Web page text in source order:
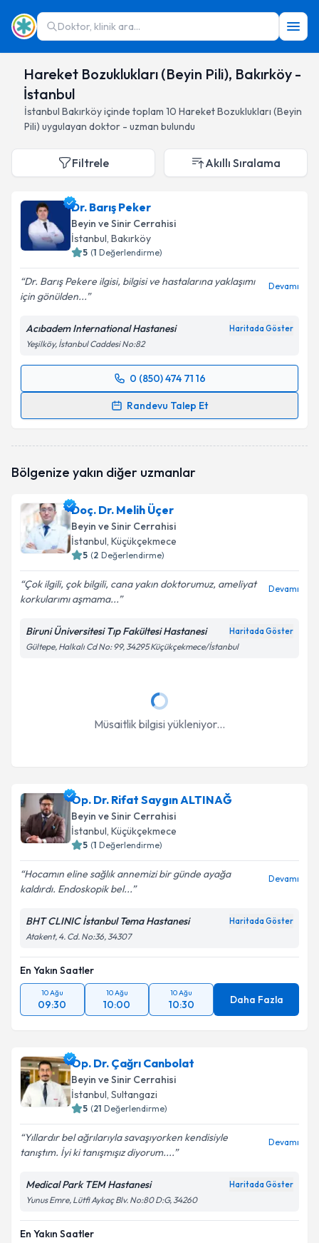
Doktor, klinik ara...
Hareket Bozuklukları (Beyin Pili), Bakırköy -
İstanbul
İstanbul Bakırköyiçinde toplam 10 Hareket Bozuklukları (Beyin
Pili) uygulayan doktor - uzman bulundu
Filtrele Akıllı Sıralama
Dr. Barış Peker
Beyin ve Sinir Cerrahisi
İstanbul, Bakırköy
5 (1 Değerlendirme)
Dr. Barış Pekere ilgisi, bilgisi ve hastalarına yaklaşımı
için gönülden...
Devamı
Acıbadem International Hastanesi Haritada Göster
Yeşilköy, İstanbul Caddesi No:82
0 (850) 474 71 16
Randevu Talep Et
Randevu Takvimi Talebi
Size bu uzmandan randevu almanız için bir takvim
Kişisel verilerimin işlenmesine ilişkin
Metni'ni okudum ve kişisel verilerimin belirtilen
kapsamda işlenmesini kabul ediyorum.
Takvim Talebini Gönder
Bölgenize yakın diğer uzmanlar
Doç. Dr. Melih Üçer
Beyin ve Sinir Cerrahisi
İstanbul, Küçükçekmece
5 (2 Değerlendirme)
Çok ilgili, çok bilgili, cana yakın doktorumuz, ameliyat
korkularımı aşmama...
Devamı
Biruni Üniversitesi Tıp Fakültesi Hastanesi Haritada Göster
Gültepe, Halkalı Cd No: 99, 34295 Küçükçekmece/İstanbul
Müsaitlik bilgisi yükleniyor...
Op. Dr. Rifat Saygın ALTINAĞ
Beyin ve Sinir Cerrahisi
İstanbul, Küçükçekmece
5 (1 Değerlendirme)
Hocamın eline sağlık annemizi bir günde ayağa
kaldırdı. Endoskopik bel...
Devamı
BHT CLINIC İstanbul Tema Hastanesi Haritada Göster
Atakent, 4. Cd. No:36, 34307
En Yakın Saatler
10 Ağu
09:30
10 Ağu
10:00
10 Ağu
10:30 Daha Fazla
Op. Dr. Çağrı Canbolat
Beyin ve Sinir Cerrahisi
İstanbul, Sultangazi
5 (21 Değerlendirme)
Yıllardır bel ağrılarıyla savaşıyorken kendisiyle
tanıştım. İyi ki tanışmışız diyorum....
Devamı
Medical Park TEM Hastanesi Haritada Göster
Yunus Emre, Lütfi Aykaç Blv. No:80 D:G, 34260
En Yakın Saatler